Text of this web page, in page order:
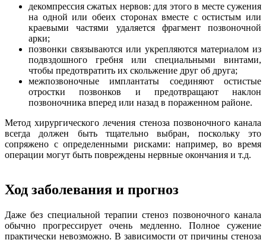
декомпрессия сжатых нервов: для этого в месте сужения
на одной или обеих сторонах вместе с остистым или
краевыми частями удаляется фрагмент позвоночной
арки;
позвонки связываются или укрепляются материалом из
подвздошного гребня или специальными винтами,
чтобы предотвратить их скольжение друг об друга;
межпозвоночные имплантаты соединяют остистые
отростки позвонков и предотвращают наклон
позвоночника вперед или назад в пораженном районе.
Метод хирургического лечения стеноза позвоночного канала
всегда должен быть тщательно выбран, поскольку это
сопряжено с определенными рисками: например, во время
операции могут быть повреждены нервные окончания и т.д.
Ход заболевания и прогноз
Даже без специальной терапии стеноз позвоночного канала
обычно прогрессирует очень медленно. Полное сужение
практически невозможно. В зависимости от причины стеноза